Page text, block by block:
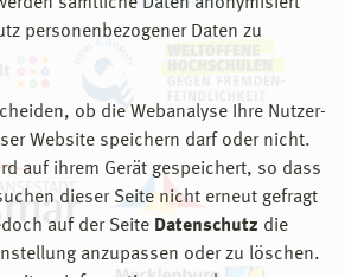
personenbezogener Daten zu
ob die Webanalyse Ihre Nutzer-
Website speichern darf oder nicht.
auf ihrem Gerät gespeichert, so dass
dieser Seite nicht erneut gefragt
auf der Seite Datenschutz die
anzupassen oder zu löschen.